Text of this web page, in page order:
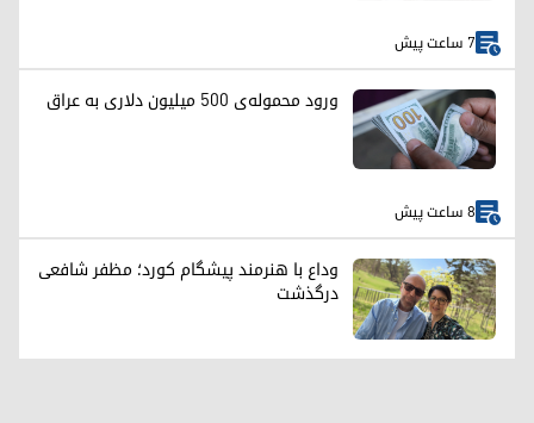
7 ساعت پیش
ورود محموله‌ی ۵۰۰ میلیون دلاری به عراق
8 ساعت پیش
وداع با هنرمند پیشگام کورد؛ مظفر شافعی
درگذشت